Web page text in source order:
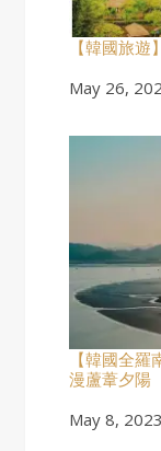
【韓國旅
Date
May 26,
【韓國全
漫蘆葦夕陽
Date
May 8, 2023